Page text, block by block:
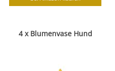
4 x Blumenvase Hund